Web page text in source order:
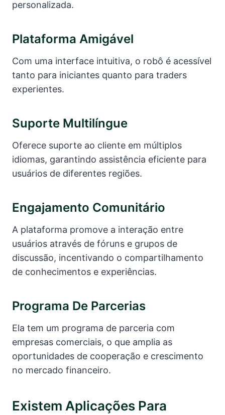
personalizada.
Plataforma Amigável
Com uma interface intuitiva, o robô é acessível
tanto para iniciantes quanto para traders
experientes.
Suporte Multilíngue
Oferece suporte ao cliente em múltiplos
idiomas, garantindo assistência eficiente para
usuários de diferentes regiões.
Engajamento Comunitário
A plataforma promove a interação entre
usuários através de fóruns e grupos de
discussão, incentivando o compartilhamento
de conhecimentos e experiências.
Programa De Parcerias
Ela tem um programa de parceria com
empresas comerciais, o que amplia as
oportunidades de cooperação e crescimento
no mercado financeiro.
Existem Aplicações Para